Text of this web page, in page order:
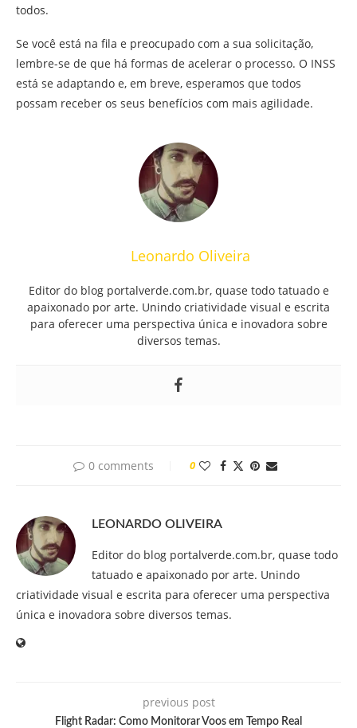
todos.
Se você está na fila e preocupado com a sua solicitação,
lembre-se de que há formas de acelerar o processo. O INSS
está se adaptando e, em breve, esperamos que todos
possam receber os seus benefícios com mais agilidade.
Leonardo Oliveira
Editor do blog portalverde.com.br, quase todo tatuado e
apaixonado por arte. Unindo criatividade visual e escrita
para oferecer uma perspectiva única e inovadora sobre
diversos temas.
0 comments 0
LEONARDO OLIVEIRA
Editor do blog portalverde.com.br, quase todo
tatuado e apaixonado por arte. Unindo
criatividade visual e escrita para oferecer uma perspectiva
única e inovadora sobre diversos temas.
previous post
Flight Radar: Como Monitorar Voos em Tempo Real